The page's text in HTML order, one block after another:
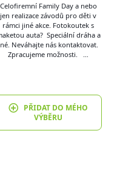
Celofiremní Family Day a nebo
jen realizace závodů pro děti v
rámci jiné akce. Fotokoutek s
auta? Speciální dráha a
Neváhajte nás kontaktovat.
Zpracujeme možnosti. …
PŘIDAT DO MÉHO
VÝBĚRU